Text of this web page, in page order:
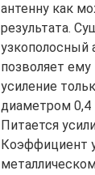
антенну как
результата.
узкополосный
позволяет
усиление
диаметром 0,4
Питается
Коэффициент